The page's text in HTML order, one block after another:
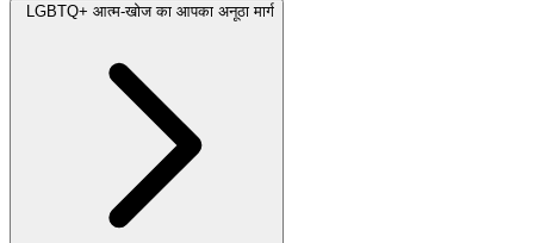
LGBTQ+ आत्म-खोज का आपका अनूठा मार्ग